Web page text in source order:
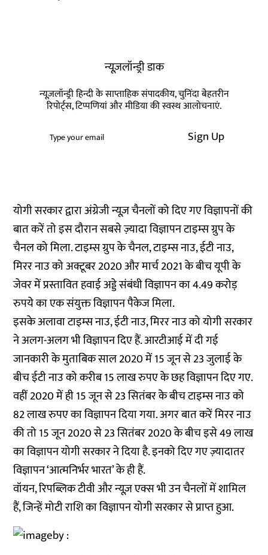
न्यूज़लॉन्ड्री डाक
न्यूज़लॉन्ड्री हिन्दी के साप्ताहिक संपादकीय, चुनिंदा बेहतरीन
रिपोर्ट्स, टिप्पणियां और मीडिया की स्वस्थ आलोचनाएं.
Sign Up
योगी सरकार द्वारा अंग्रेजी न्यूज़ चैनलों को दिए गए विज्ञापनों की
बात करें तो इस दौरान सबसे ज़्यादा विज्ञापन टाइम्स ग्रुप के
चैनल को मिला. टाइम्स ग्रुप के चैनल, टाइम्स नाउ, ईटी नाउ,
मिरर नाउ को अक्टूबर 2020 और मार्च 2021 के बीच यूपी के
जेवर में प्रस्तावित हवाई अड्डे संबंधी विज्ञापन का 4.49 करोड़
रुपये का एक संयुक्त विज्ञापन पैकेज मिला.
इसके अलावा टाइम्स नाउ, ईटी नाउ, मिरर नाउ को योगी सरकार
ने अलग-अलग भी विज्ञापन दिए हैं. आरटीआई में दी गई
जानकारी के मुताबिक साल 2020 में 15 जून से 23 जुलाई के
बीच ईटी नाउ को करीब 15 लाख रुपए के छह विज्ञापन दिए गए.
वहीं 2020 में ही 15 जून से 23 सितंबर के बीच टाइम्स नाउ को
82 लाख रुपए का विज्ञापन दिया गया. अगर बात करें मिरर नाउ
की तो 15 जून 2020 से 23 सितंबर 2020 के बीच इसे 49 लाख
का विज्ञापन योगी सरकार ने दिया है. इनको दिए गए ज़्यादातर
विज्ञापन ‘आत्मनिर्भर भारत’ के ही हैं.
वॉयन, रिपब्लिक टीवी और न्यूज़ एक्स भी उन चैनलों में शामिल
हैं, जिन्हें मोटी राशि का विज्ञापन योगी सरकार से प्राप्त हुआ.